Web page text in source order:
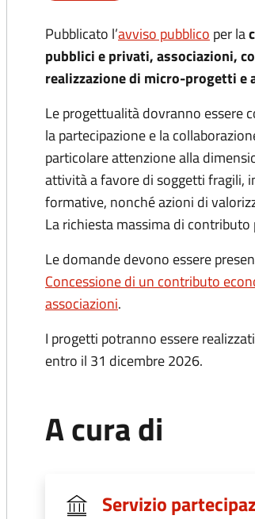
Pubblicato l’avviso pubblico per la
pubblici e privati, associazioni,
realizzazione di micro-progetti
Le progettualità dovranno essere
la partecipazione e la
particolare attenzione alla
attività a favore di soggetti fragili,
formative, nonché azioni di
La richiesta massima di
Le domande devono essere
Concessione di un contributo
associazioni.
I progetti potranno essere
entro il 31 dicembre 2026.
A cura di
Servizio